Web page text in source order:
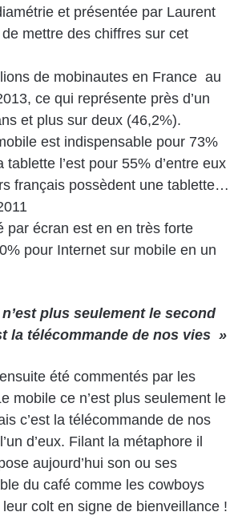
et présentée par Laurent
mettre des chiffres sur cet
de mobinautes en France au
ce qui représente près d’un
et plus sur deux (46,2%).
est indispensable pour 73%
l’est pour 55% d’entre eux
français possèdent une tablette…
par écran est en en très forte
pour Internet sur mobile en un
plus seulement le second
la télécommande de nos vies »
été commentés par les
mobile ce n’est plus seulement le
c’est la télécommande de nos
d’eux. Filant la métaphore il
aujourd’hui son ou ses
du café comme les cowboys
colt en signe de bienveillance !